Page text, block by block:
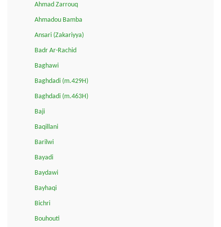
Ahmad Zarrouq
Ahmadou Bamba
Ansari (Zakariyya)
Badr Ar-Rachid
Baghawi
Baghdadi (m.429H)
Baghdadi (m.463H)
Baji
Baqillani
Barilwi
Bayadi
Baydawi
Bayhaqi
Bichri
Bouhouti